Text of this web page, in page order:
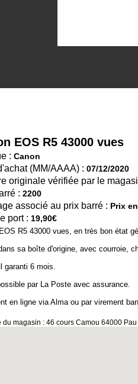
EOS R5 43000 vues
: Canon
(MM/AAAA) : 07/12/2020
originale vérifiée par le
: 2200
associé au prix barré : Prix
port : 19,90€
R5 43000 vues, en très bon état
sa boîte d'origine, avec courroie,
garanti 6 mois.
par La Poste avec assurance.
en ligne via Alma ou par virement
du magasin : 46 cours Camou 64000 Pau